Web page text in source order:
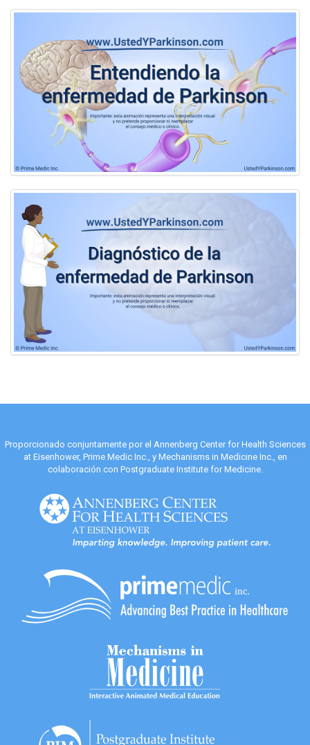
Proporcionado conjuntamente por el Annenberg Center for Health Sciences
at Eisenhower, Prime Medic Inc., y Mechanisms in Medicine Inc., en
colaboración con Postgraduate Institute for Medicine.